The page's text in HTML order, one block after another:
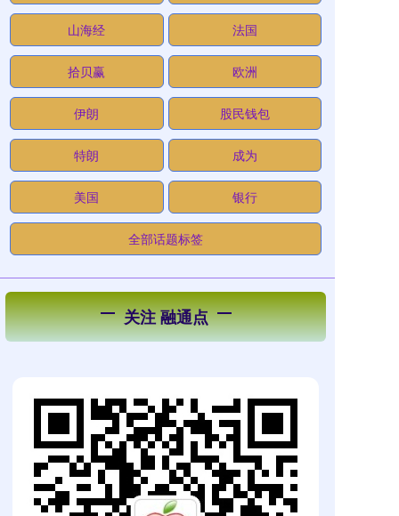
山海经 法国
拾贝赢 欧洲
伊朗 股民钱包
特朗 成为
美国 银行
全部话题标签
关注 融通点